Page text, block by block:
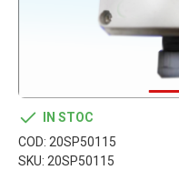
IN STOC
COD: 20SP50115
SKU: 20SP50115